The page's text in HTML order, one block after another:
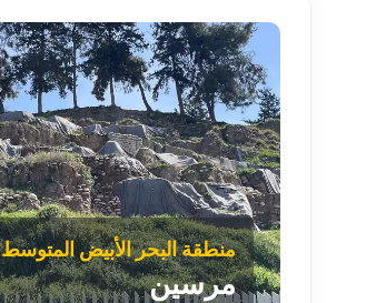
منطقة البحر الأبيض المتوسط
مرسين